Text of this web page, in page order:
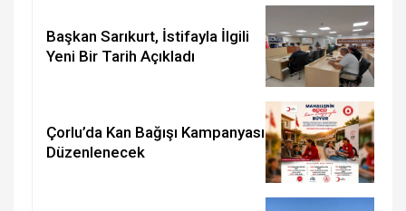
Başkan Sarıkurt, İstifayla İlgili
Yeni Bir Tarih Açıkladı
Çorlu’da Kan Bağışı Kampanyası
Düzenlenecek